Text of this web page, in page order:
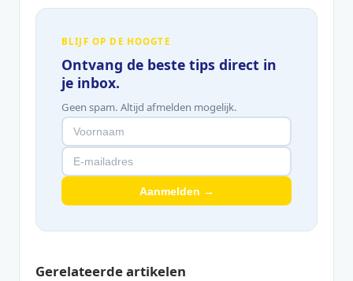
BLIJF OP DE HOOGTE
Ontvang de beste tips direct in
je inbox.
Geen spam. Altijd afmelden mogelijk.
Aanmelden →
Gerelateerde artikelen